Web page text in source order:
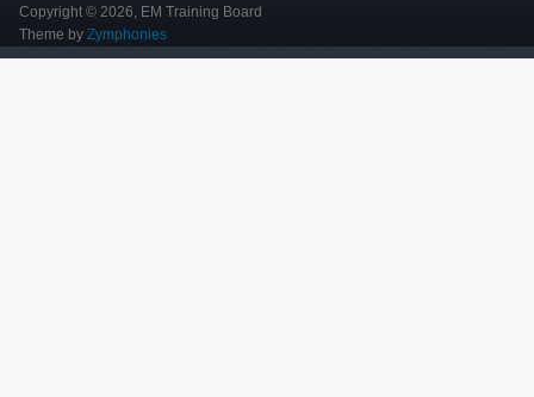
Copyright © 2026, EM Training Board
Theme by Zymphonies